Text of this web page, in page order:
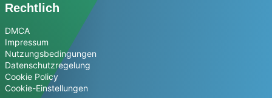
Rechtlich
DMCA
Impressum
Nutzungsbedingungen
Datenschutzregelung
Cookie Policy
Cookie-Einstellungen